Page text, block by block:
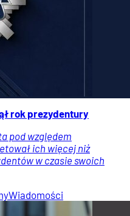
rok prezydentury
pod względem
ich więcej niż
w czasie swoich
Wiadomości